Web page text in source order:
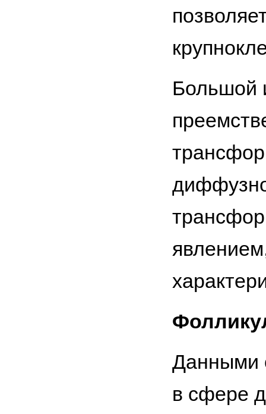
Большой
Данными
в сфере